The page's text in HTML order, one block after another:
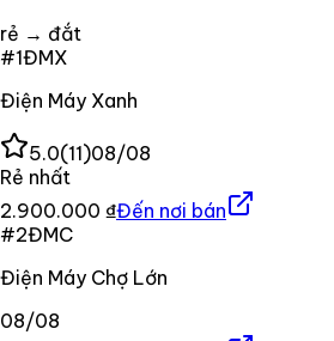
rẻ → đắt
#1ĐMX
Điện Máy Xanh
5.0(11)08/08
Rẻ nhất
2.900.000 ₫Đến nơi bán
#2ĐMC
Điện Máy Chợ Lớn
08/08